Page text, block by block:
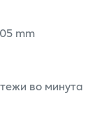
mm
во минута